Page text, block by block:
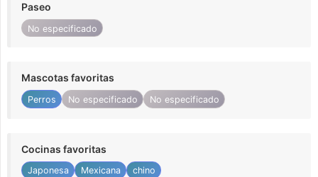
Paseo
No especificado
Mascotas favoritas
Perros No especificado No especificado
Cocinas favoritas
Japonesa Mexicana chino